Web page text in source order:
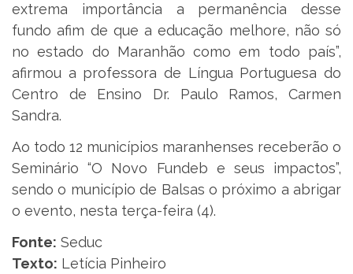
extrema importância a permanência desse
fundo afim de que a educação melhore, não só
no estado do Maranhão como em todo país”,
afirmou a professora de Língua Portuguesa do
Centro de Ensino Dr. Paulo Ramos, Carmen
Sandra.
Ao todo 12 municípios maranhenses receberão o
Seminário “O Novo Fundeb e seus impactos”,
sendo o município de Balsas o próximo a abrigar
o evento, nesta terça-feira (4).
Fonte: Seduc
Texto: Letícia Pinheiro